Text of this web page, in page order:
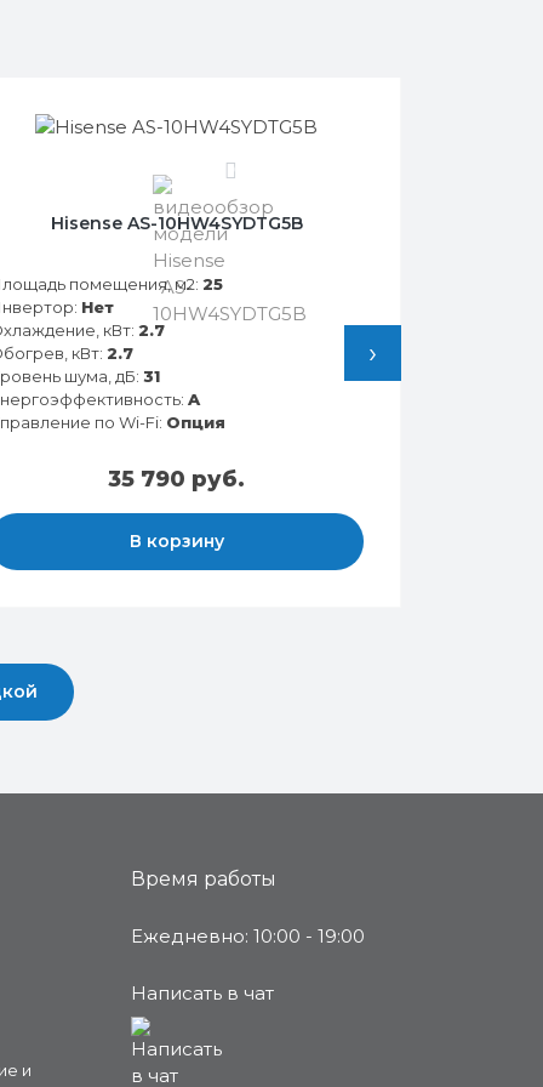
0
Hisense AS-10HW4SYDTG5B
помещения, м2: 25
Нет
кВт: 2.7
кВт: 2.7
шума, дБ: 31
A
по Wi-Fi: Опция
35 790 руб.
В корзину
›
и
Время работы
Ежедневно: 10:00 - 19:00
Написать в чат